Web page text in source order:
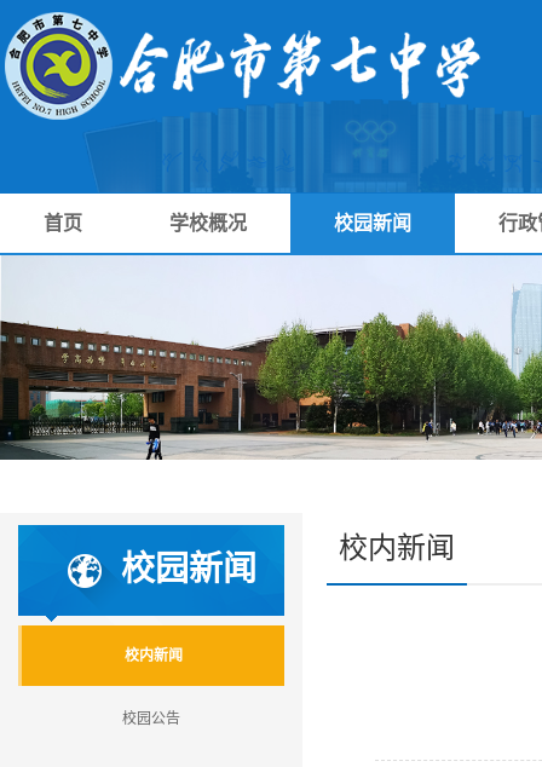
首页 学校概况 校园新闻 行政
校园新闻
校内新闻
校园公告
校内新闻